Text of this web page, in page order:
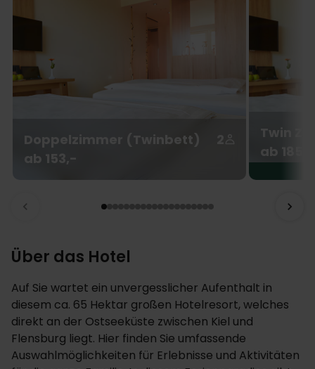
Doppelzimmer (Twinbett)
ab 153,-
Twin
ab 185,-
Über das Hotel
Auf Sie wartet ein unvergesslicher Aufenthalt in
diesem ca. 65 Hektar großen Hotelresort, welches
direkt an der Ostseeküste zwischen Kiel und
Flensburg liegt. Hier finden Sie umfassende
Auswahlmöglichkeiten für Erlebnisse und Aktivitäten